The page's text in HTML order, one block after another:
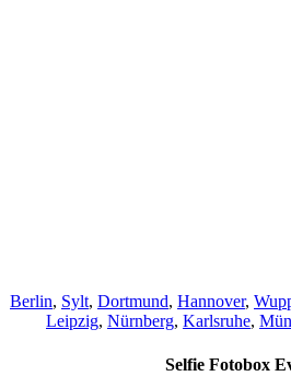
Berlin, Sylt, Dortmund, Hannover,
Leipzig, Nürnberg, Karlsruhe,
Selfie Fotobox